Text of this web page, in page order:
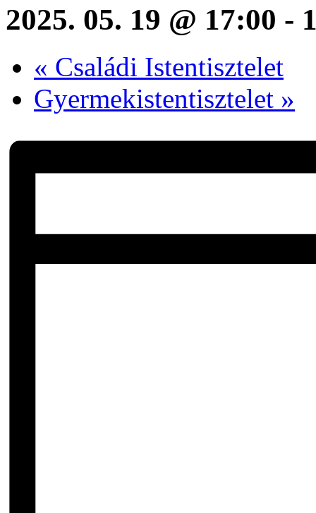
2025. 05. 19 @ 17:00 -
« Családi Istentisztelet
Gyermekistentisztelet »